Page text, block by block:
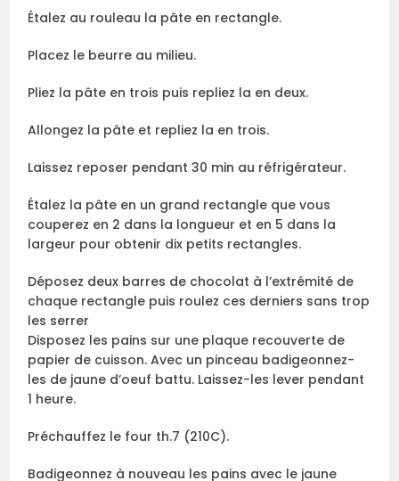
Étalez au rouleau la pâte en rectangle.
Placez le beurre au milieu.
Pliez la pâte en trois puis repliez la en deux.
Allongez la pâte et repliez la en trois.
Laissez reposer pendant 30 min au réfrigérateur.
Étalez la pâte en un grand rectangle que vous
couperez en 2 dans la longueur et en 5 dans la
largeur pour obtenir dix petits rectangles.
Déposez deux barres de chocolat à l’extrémité de
chaque rectangle puis roulez ces derniers sans trop
les serrer
Disposez les pains sur une plaque recouverte de
papier de cuisson. Avec un pinceau badigeonnez-
les de jaune d’oeuf battu. Laissez-les lever pendant
1 heure.
Préchauffez le four th.7 (210C).
Badigeonnez à nouveau les pains avec le jaune